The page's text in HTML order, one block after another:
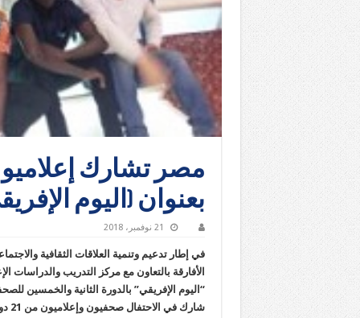
بعنوان (اليوم
21 نوفمبر، 2018
في إطار تدعيم وتنمية العلاقات الثقافية
الأفارقة بالتعاون مع مركز التدريب والدراسات
“اليوم الإفريقي” بالدورة الثانية والخمسين